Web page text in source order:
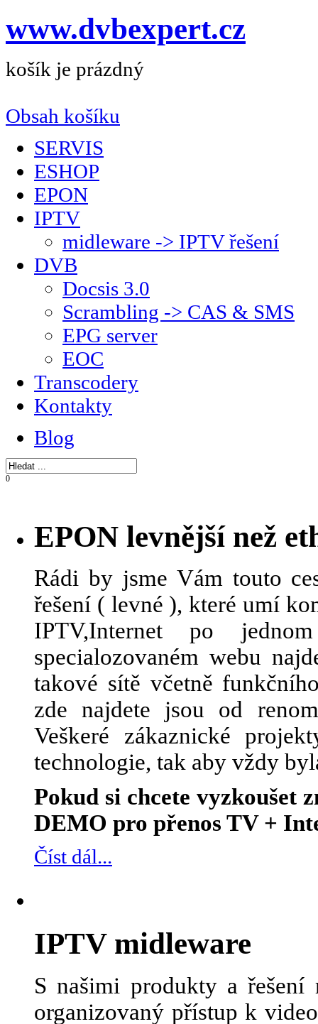
www.dvbexpert.cz
košík je prázdný
Obsah košíku
SERVIS
ESHOP
EPON
IPTV
midleware -> IPTV řešení
DVB
Docsis 3.0
Scrambling -> CAS & SMS
EPG server
EOC
Transcodery
Kontakty
Blog
0
EPON levnější než
Rádi by jsme Vám touto
řešení ( levné ), které umí
IPTV,Internet po
specialozovaném webu
takové sítě včetně
zde najdete jsou od
Veškeré zákaznické
technologie, tak aby vždy
Pokud si chcete vyzkoušet
DEMO pro přenos TV +
Číst dál...
IPTV midleware
S našimi produkty a řešení
organizovaný přístup k